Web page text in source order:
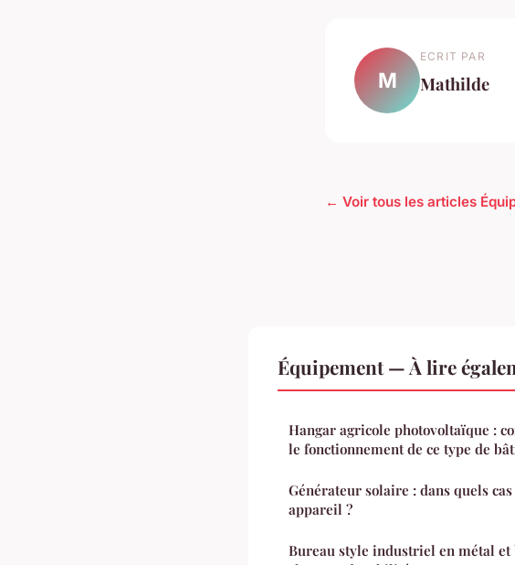
M
ECRIT PAR
Mathilde
← Voir tous les articles
Équipement — À lire
Hangar agricole photovoltaïque :
le fonctionnement de ce type de
Générateur solaire : dans quels
appareil ?
Bureau style industriel en métal et